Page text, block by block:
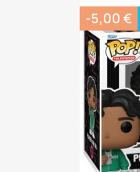
-5,00 €